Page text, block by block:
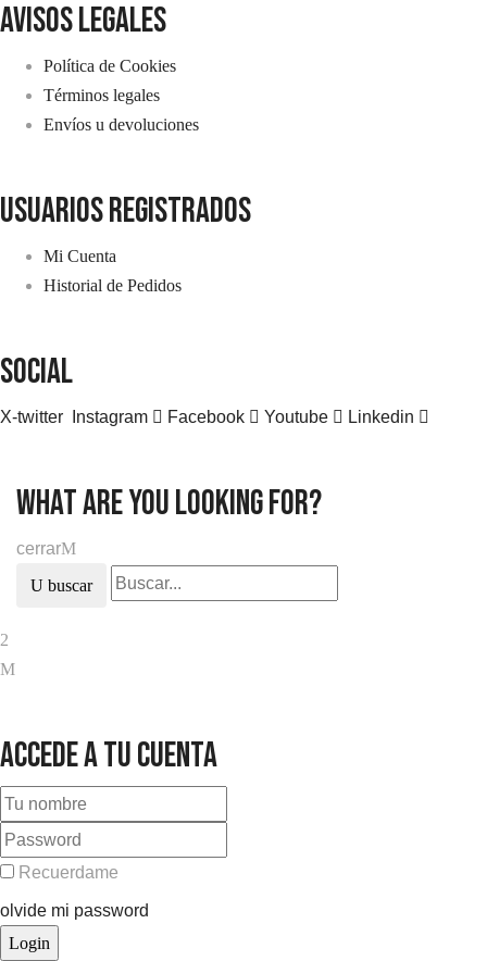
avisos legales
Política de Cookies
Términos legales
Envíos u devoluciones
usuarios registrados
Mi Cuenta
Historial de Pedidos
SOCIAL
X-twitter Instagram Facebook Youtube Linkedin
what are you looking for?
cerrar
buscar
Accede a tu cuenta
Recuerdame
olvide mi password